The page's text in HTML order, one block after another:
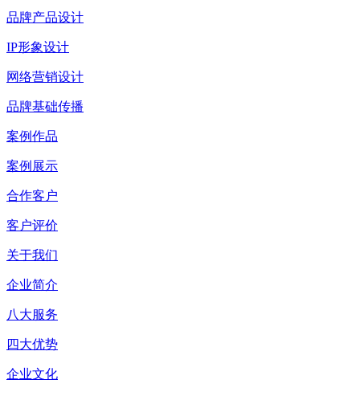
品牌产品设计
IP形象设计
网络营销设计
品牌基础传播
案例作品
案例展示
合作客户
客户评价
关于我们
企业简介
八大服务
四大优势
企业文化